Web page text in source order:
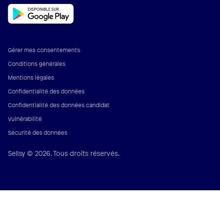
Gérer mes consentements
Conditions générales
Mentions légales
Confidentialité des données
Confidentialité des données candidat
Vulnérabilité
Sécurité des données
Sellsy © 2026. Tous droits réservés.